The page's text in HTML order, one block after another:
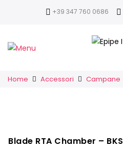
+39 347 760 0686
Home Accessori Campane
Blade RTA Chamber – BKS